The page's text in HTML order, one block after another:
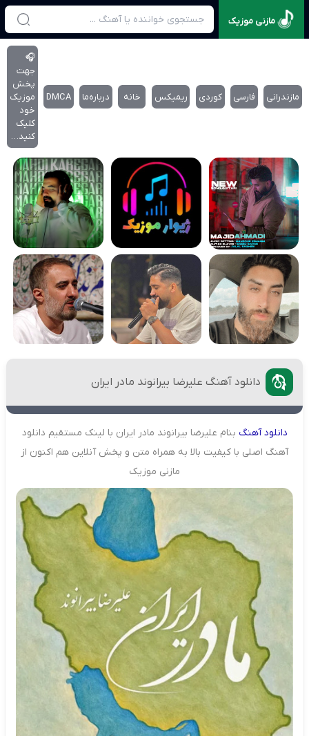
مازنی موزیک
مازندرانی فارسی کوردی ریمیکس خانه درباره‌‌ما DMCA
🎧
جهت
پخش
موزیک
خود
کلیک
کنید…
دانلود آهنگ علیرضا بیرانوند مادر ایران
دانلودآهنگ بنام علیرضا بیرانوند مادر ایران با لینک مستقیم دانلود
آهنگ اصلی با کیفیت بالا به همراه متن و پخش آنلاین هم اکنون از
مازنی موزیک